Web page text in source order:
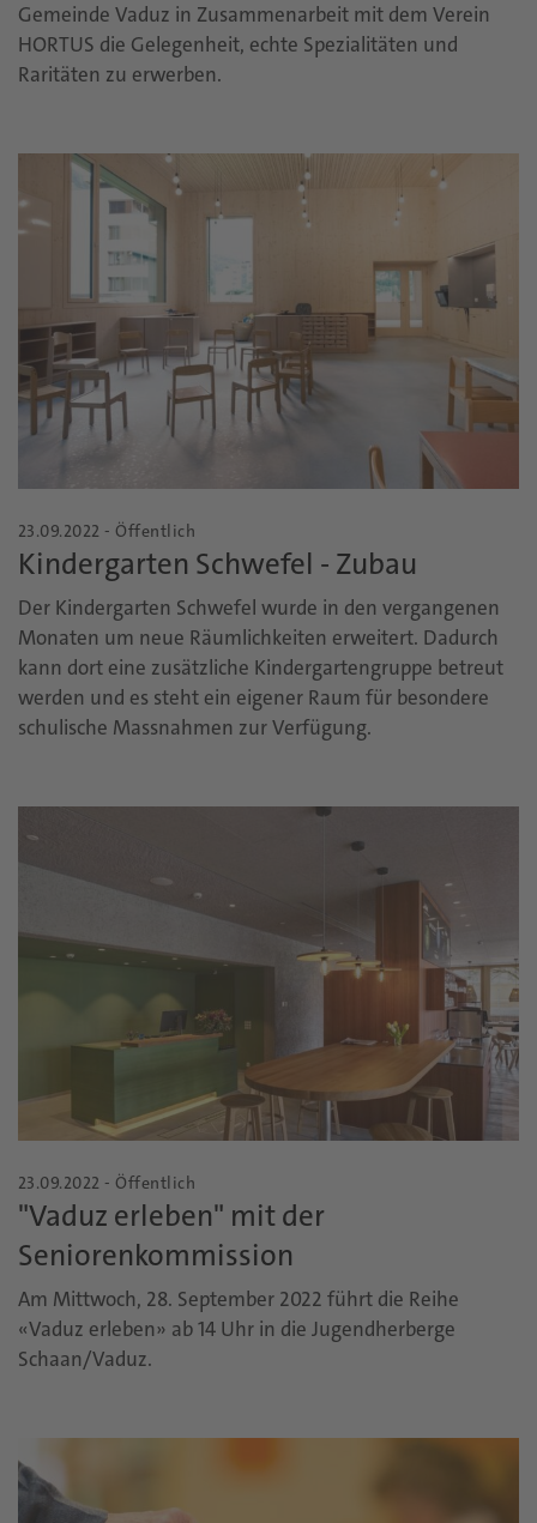
Gemeinde Vaduz in Zusammenarbeit mit dem Verein
HORTUS die Gelegenheit, echte Spezialitäten und
Raritäten zu erwerben.
23.09.2022 - Öffentlich
Kindergarten Schwefel - Zubau
Der Kindergarten Schwefel wurde in den vergangenen
Monaten um neue Räumlichkeiten erweitert. Dadurch
kann dort eine zusätzliche Kindergartengruppe betreut
werden und es steht ein eigener Raum für besondere
schulische Massnahmen zur Verfügung.
23.09.2022 - Öffentlich
"Vaduz erleben" mit der
Seniorenkommission
Am Mittwoch, 28. September 2022 führt die Reihe
«Vaduz erleben» ab 14 Uhr in die Jugendherberge
Schaan/Vaduz.